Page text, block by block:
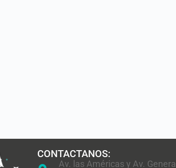
CONTACTANOS:
Av. las Américas y Av. General